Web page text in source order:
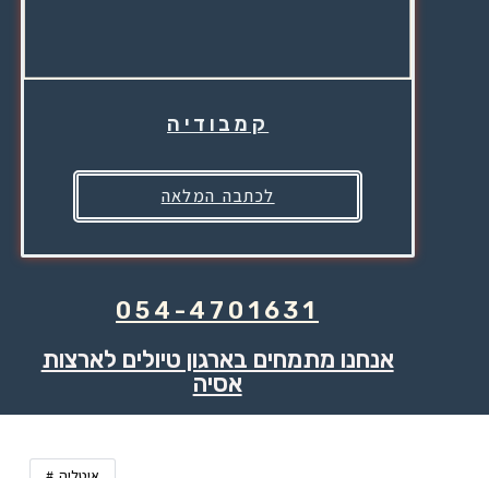
קמבודיה
לכתבה המלאה
054-4701631
אנחנו מתמחים בארגון טיולים לארצות
אסיה